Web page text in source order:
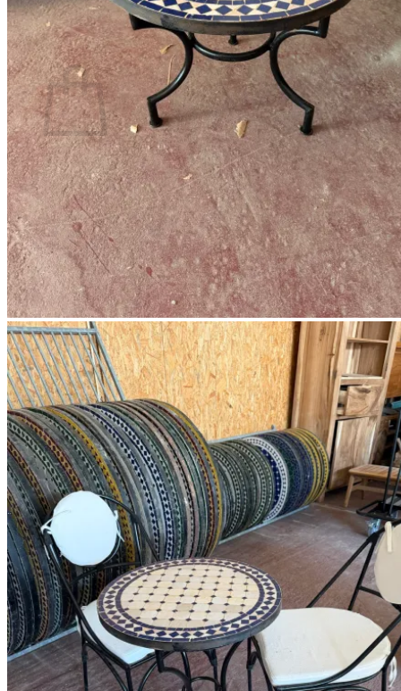
0
Winkelwagen
Geen producten in de winkelwagen.
Terug naar winkel